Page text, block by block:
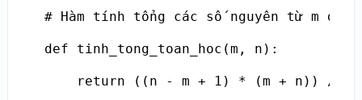
# Hàm tính tổng các số nguyên từ m đến
def tinh_tong_toan_hoc(m, n):
return ((n - m + 1) * (m + n)) // 2